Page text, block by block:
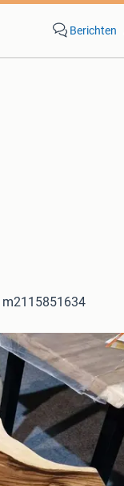
Berichten
m2115851634